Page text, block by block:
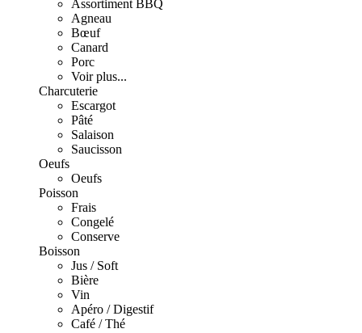
Assortiment BBQ
Agneau
Bœuf
Canard
Porc
Voir plus...
Charcuterie
Escargot
Pâté
Salaison
Saucisson
Oeufs
Oeufs
Poisson
Frais
Congelé
Conserve
Boisson
Jus / Soft
Bière
Vin
Apéro / Digestif
Café / Thé